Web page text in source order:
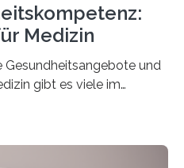
Medizin
und
gibt es viele im
abgesicherten Inhalten?